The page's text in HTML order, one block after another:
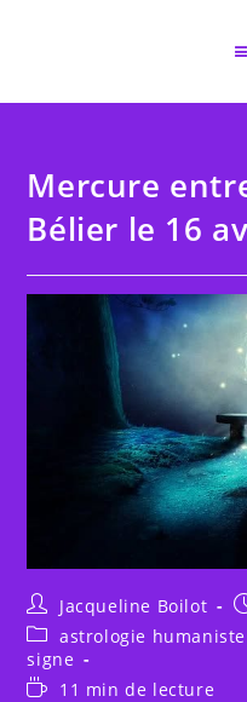
Mercure
Bélier le 16
Auteur/autrice
de
la
publication :
Jacqueline Boilot
Post
category:
astrologie humaniste
signe
Temps11 min de lecture